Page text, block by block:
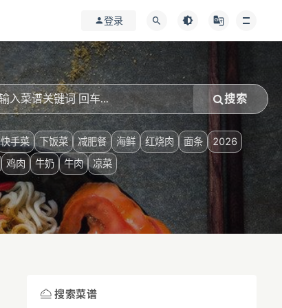
登录
搜索
快手菜 下饭菜 减肥餐 海鲜 红烧肉 面条
2026
鸡肉 牛奶 牛肉 凉菜
搜索菜谱